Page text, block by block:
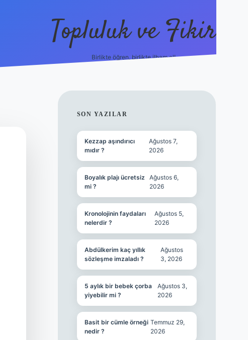
Topluluk ve Fikir
Birlikte öğren, birlikte ilham al!
SIDEBAR
SON YAZILAR
Kezzap aşındırıcı
mıdır ?
Ağustos 7,
2026
Boyalık plajı ücretsiz
mi ?
Ağustos 6,
2026
Kronolojinin faydaları
nelerdir ?
Ağustos 5,
2026
Abdülkerim kaç yıllık
sözleşme imzaladı ?
Ağustos
3, 2026
5 aylık bir bebek çorba
yiyebilir mi ?
Ağustos 3,
2026
Basit bir cümle örneği
nedir ?
Temmuz 29,
2026
grandoperabet